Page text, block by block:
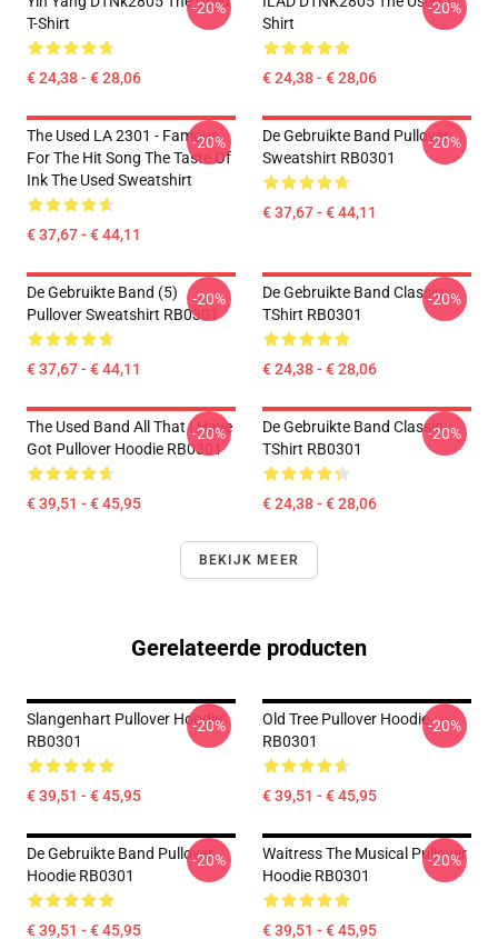
T-Shirt
€ 24,38 - € 28,06
-20%
Shirt
€ 24,38 - € 28,06
-20%
The Used LA 2301 - Famous
For The Hit Song The Taste Of
Ink The Used Sweatshirt
€ 37,67 - € 44,11
-20%
De Gebruikte Band Pullover
Sweatshirt RB0301
€ 37,67 - € 44,11
-20%
De Gebruikte Band (5)
Pullover Sweatshirt RB0301
€ 37,67 - € 44,11
-20%
De Gebruikte Band Classic
TShirt RB0301
€ 24,38 - € 28,06
-20%
The Used Band All That I Have
Got Pullover Hoodie RB0301
€ 39,51 - € 45,95
-20%
De Gebruikte Band Classic
TShirt RB0301
€ 24,38 - € 28,06
-20%
BEKIJK MEER
Gerelateerde producten
Slangenhart Pullover Hoodie
RB0301
€ 39,51 - € 45,95
-20%
Old Tree Pullover Hoodie
RB0301
€ 39,51 - € 45,95
-20%
De Gebruikte Band Pullover
Hoodie RB0301
€ 39,51 - € 45,95
-20%
Waitress The Musical Pullover
Hoodie RB0301
€ 39,51 - € 45,95
-20%